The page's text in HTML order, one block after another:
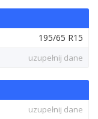
195/65 R15
uzupełnij dane
uzupełnij dane